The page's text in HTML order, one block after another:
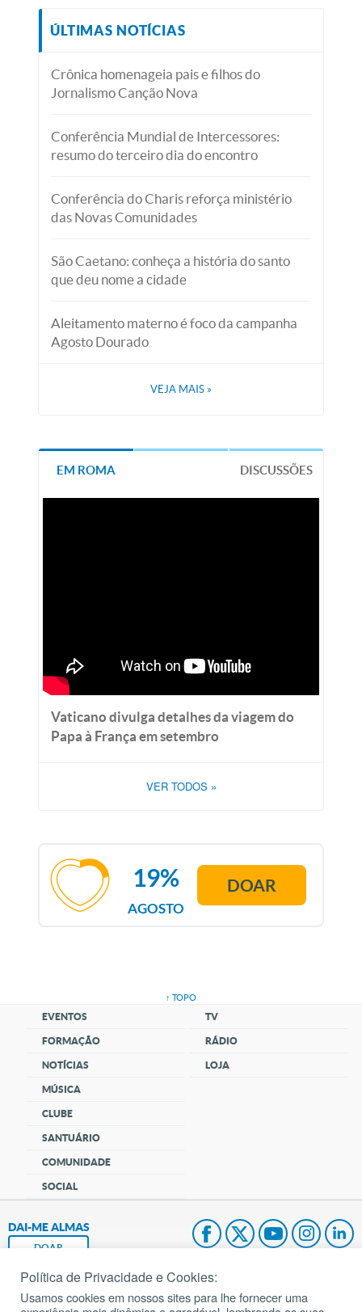
ÚLTIMAS NOTÍCIAS
Crônica homenageia pais e filhos do
Jornalismo Canção Nova
Conferência Mundial de Intercessores:
resumo do terceiro dia do encontro
Conferência do Charis reforça ministério
das Novas Comunidades
São Caetano: conheça a história do santo
que deu nome a cidade
Aleitamento materno é foco da campanha
Agosto Dourado
VEJA MAIS »
EM ROMA DISCUSSÕES
Vaticano divulga detalhes da viagem do
Papa à França em setembro
VER TODOS »
AGOSTO
19% DOAR
↑ TOPO
EVENTOS
FORMAÇÃO
NOTÍCIAS
MÚSICA
CLUBE
SANTUÁRIO
COMUNIDADE
SOCIAL
TV
RÁDIO
LOJA
DAI-ME ALMAS
DOAR
Fundação João Paulo II
Política de Privacidade e Cookies:
Usamos cookies em nossos sites para lhe fornecer uma